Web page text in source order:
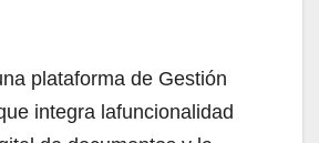
plataforma de Gestión
integra lafuncionalidad